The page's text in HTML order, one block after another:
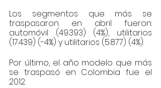
Los segmentos que más se
traspasaron en abril fueron:
automóvil (49.393) (4%), utilitarios
(17.439) (-4%) y utilitarios (5.877) (4%).
Por último, el año modelo que más
se traspasó en Colombia fue el
2012.